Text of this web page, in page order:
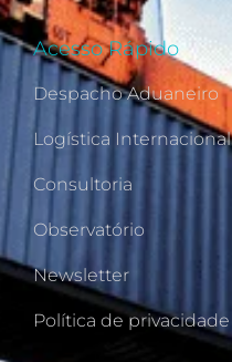
Acesso Rápido
Despacho Aduaneiro
Logística Internacional
Consultoria
Observatório
Newsletter
Política de privacidade